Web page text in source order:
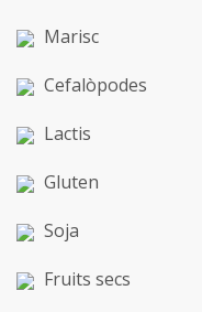
Marisc
Cefalòpodes
Lactis
Gluten
Soja
Fruits secs